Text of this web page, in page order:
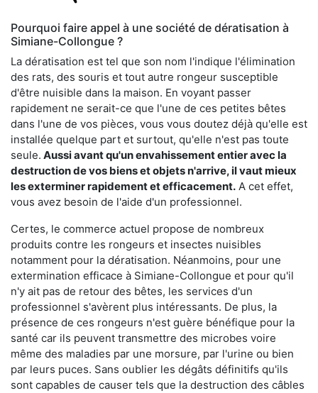
Pourquoi faire appel à une société de dératisation à
Simiane-Collongue ?
La dératisation est tel que son nom l'indique l'élimination
des rats, des souris et tout autre rongeur susceptible
d'être nuisible dans la maison. En voyant passer
rapidement ne serait-ce que l'une de ces petites bêtes
dans l'une de vos pièces, vous vous doutez déjà qu'elle est
installée quelque part et surtout, qu'elle n'est pas toute
seule. Aussi avant qu'un envahissement entier avec la
destruction de vos biens et objets n'arrive, il vaut mieux
les exterminer rapidement et efficacement. A cet effet,
vous avez besoin de l'aide d'un professionnel.
Certes, le commerce actuel propose de nombreux
produits contre les rongeurs et insectes nuisibles
notamment pour la dératisation. Néanmoins, pour une
extermination efficace à Simiane-Collongue et pour qu'il
n'y ait pas de retour des bêtes, les services d'un
professionnel s'avèrent plus intéressants. De plus, la
présence de ces rongeurs n'est guère bénéfique pour la
santé car ils peuvent transmettre des microbes voire
même des maladies par une morsure, par l'urine ou bien
par leurs puces. Sans oublier les dégâts définitifs qu'ils
sont capables de causer tels que la destruction des câbles